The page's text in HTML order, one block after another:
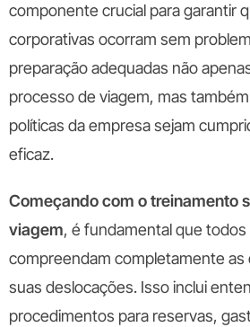
componente crucial para garantir
corporativas ocorram sem
preparação adequadas não
processo de viagem, mas
políticas da empresa sejam
eficaz.
Começando com otreinamento
viagem, é fundamental que todos
compreendam completamente as
suas deslocações. Isso inclui
procedimentos para reservas,